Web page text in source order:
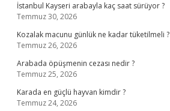
İstanbul Kayseri arabayla kaç saat sürüyor ?
Temmuz 30, 2026
Kozalak macunu günlük ne kadar tüketilmeli ?
Temmuz 26, 2026
Arabada öpüşmenin cezası nedir ?
Temmuz 25, 2026
Karada en güçlü hayvan kimdir ?
Temmuz 24, 2026